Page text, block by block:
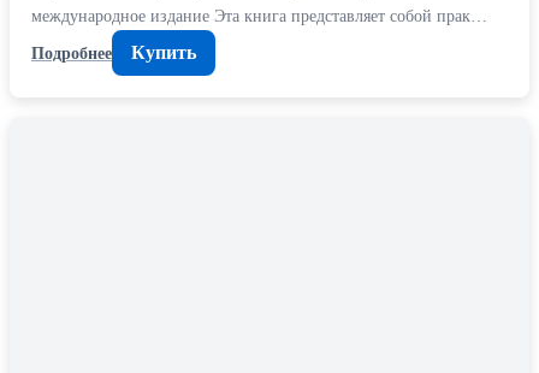
международное издание Эта книга представляет собой прак…
Подробнее
Купить